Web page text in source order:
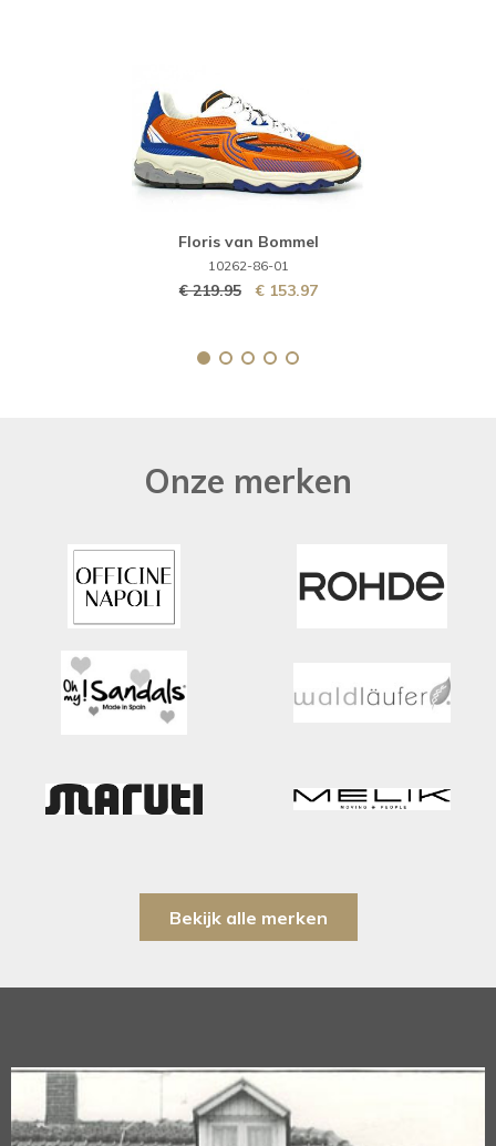
Hispanitas
264865-006
€ 135.00 € 94.50
Onze merken
Bekijk alle merken